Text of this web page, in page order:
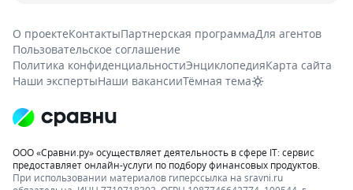
О проектеКонтактыПартнерская программаДля агентов
Пользовательское соглашение
Политика конфиденциальностиЭнциклопедияКарта сайта
Наши экспертыНаши вакансииТёмная тема
ООО «Сравни.ру» осуществляет деятельность в сфере IT: сервис
предоставляет онлайн-услуги по подбору финансовых продуктов.
При использовании материалов гиперссылка на sravni.ru